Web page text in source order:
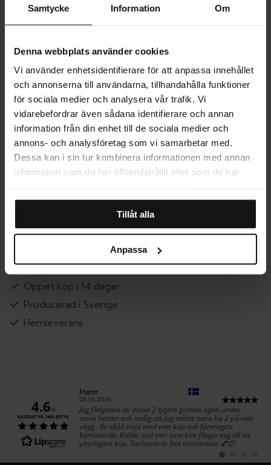
Samtycke Information Om
Denna webbplats använder cookies
Vi använder enhetsidentifierare för att anpassa innehållet
och annonserna till användarna, tillhandahålla funktioner
för sociala medier och analysera vår trafik. Vi
vidarebefordrar även sådana identifierare och annan
information från din enhet till de sociala medier och
annons- och analysföretag som vi samarbetar med.
Dessa kan i sin tur kombinera informationen med annan
information som du har tillhandahållit eller som de har
Tillåt alla
Anpassa
bakgrund. Denna tavlas jordnära färger förgyller ditt rum med lugn
och harmoni, och dess tidlösa design gör att den kan anpassas och
inspirerande tavla.
PRODUKTINFORMATION
LEVERANS
MER OM PRODUKTEN
STORLEKSGUIDE
Öppet köp i 14 dagar
Producerad i Sverige
Hemleverans
4.6/5
BASERAT PÅ 2485 BETYG
Författare:
Inger
Datum:
03.06.2026
Text:
Jag fångades av dessa 2 tjejers gömda ögon under
stora hatten och insåg att jag måste bara ha 2 på min
vägg . Är sååå nöjd med mitt köp och företagets
bemötande. Kollar vad mer som kan fånga mig till ett
ytterligare köp. Tavlorna är fint monterade 💕😊
Byt
till till till till